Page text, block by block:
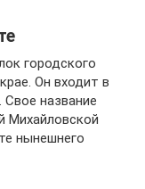
городского
Он входит в
Свое название
Михайловской
нынешнего